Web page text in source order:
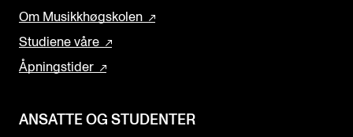
Om Musikkhøgskolen
Studiene våre
Åpningstider
ANSATTE OG STUDENTER